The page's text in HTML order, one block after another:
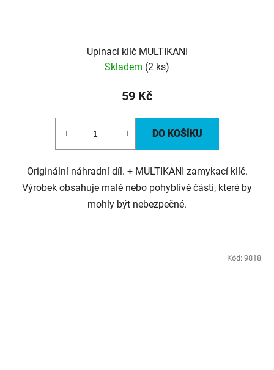
Upínací klíč MULTIKANI
Skladem (2 ks)
59 Kč
DO KOŠÍKU
Originální náhradní díl. + MULTIKANI zamykací klíč.
Výrobek obsahuje malé nebo pohyblivé části, které by
mohly být nebezpečné.
Kód: 9818